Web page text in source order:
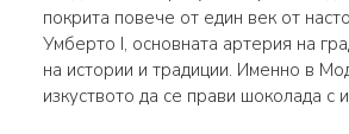
покрита повече от един век от
Умберто I, основната артерия на
на истории и традиции. Именно в
изкуството да се прави шоколада с